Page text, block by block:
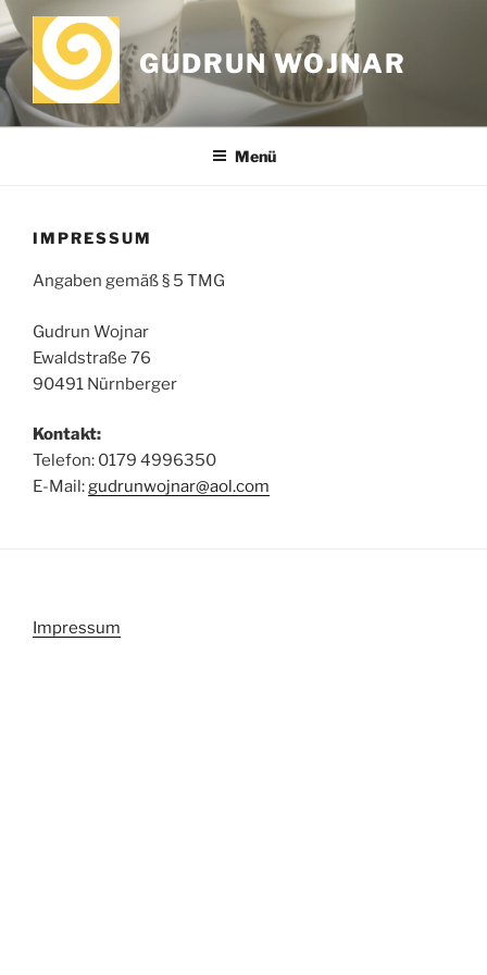
Zum
Inhalt
springen
GUDRUN WOJNAR
Menü
IMPRESSUM
Angaben gemäß § 5 TMG
Gudrun Wojnar
Ewaldstraße 76
90491 Nürnberger
Kontakt:
Telefon: ‭0179 4996350‬
E-Mail:gudrunwojnar@aol.com
Impressum